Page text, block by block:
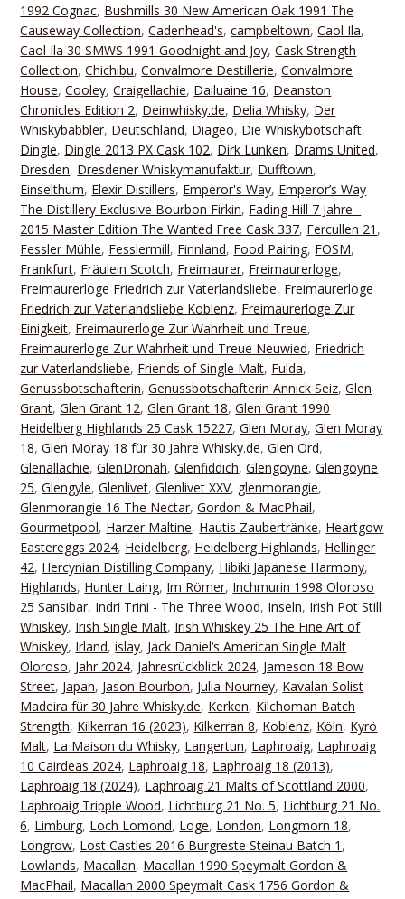
1992 Cognac, Bushmills 30 New American Oak 1991 The
Causeway Collection,Cadenhead's,campbeltown,Caol Ila,
Caol Ila 30 SMWS 1991 Goodnight and Joy,Cask Strength
Collection,Chichibu,Convalmore Destillerie,Convalmore
House,Cooley,Craigellachie, Dailuaine 16, Deanston
Chronicles Edition 2, Deinwhisky.de, Delia Whisky, Der
Whiskybabbler, Deutschland, Diageo, Die Whiskybotschaft,
Dingle, Dingle 2013 PX Cask 102, Dirk Lunken, Drams United,
Dresden, Dresdener Whiskymanufaktur, Dufftown,
Einselthum, Elexir Distillers, Emperor's Way, Emperor’s Way
The Distillery Exclusive Bourbon Firkin, Fading Hill 7 Jahre -
2015 Master Edition The Wanted Free Cask 337, Fercullen 21 ,
Fessler Mühle, Fesslermill, Finnland, Food Pairing, FOSM,
Frankfurt, Fräulein Scotch, Freimaurer, Freimaurerloge,
Freimaurerloge Friedrich zur Vaterlandsliebe, Freimaurerloge
Friedrich zur Vaterlandsliebe Koblenz, Freimaurerloge Zur
Einigkeit, Freimaurerloge Zur Wahrheit und Treue,
Freimaurerloge Zur Wahrheit und Treue Neuwied, Friedrich
zur Vaterlandsliebe, Friends of Single Malt, Fulda,
Genussbotschafterin,Genussbotschafterin Annick Seiz,Glen
Grant,Glen Grant 12,Glen Grant 18,Glen Grant 1990
Heidelberg Highlands 25 Cask 15227,Glen Moray,Glen Moray
18,Glen Moray 18 für 30 Jahre Whisky.de,Glen Ord,
Glenallachie,GlenDronah,Glenfiddich,Glengoyne,Glengoyne
25,Glengyle,Glenlivet,Glenlivet XXV, glenmorangie,
Glenmorangie 16 The Nectar,Gordon & MacPhail,
Gourmetpool, Harzer Maltine, Hautis Zaubertränke, Heartgow
Eastereggs 2024, Heidelberg, Heidelberg Highlands, Hellinger
42, Hercynian Distilling Company, Hibiki Japanese Harmony,
Highlands, Hunter Laing, Im Römer, Inchmurin 1998 Oloroso
25 Sansibar, Indri Trini - The Three Wood, Inseln, Irish Pot Still
Whiskey, Irish Single Malt, Irish Whiskey 25 The Fine Art of
Whiskey, Irland,islay, Jack Daniel‘s American Single Malt
Oloroso, Jahr 2024, Jahresrückblick 2024, Jameson 18 Bow
Street, Japan, Jason Bourbon, Julia Nourney, Kavalan Solist
Madeira für 30 Jahre Whisky.de, Kerken, Kilchoman Batch
Strength, Kilkerran 16 (2023), Kilkerran 8, Koblenz, Köln, Kyrö
Malt, La Maison du Whisky, Langertun, Laphroaig, Laphroaig
10 Cairdeas 2024, Laphroaig 18, Laphroaig 18 (2013),
Laphroaig 18 (2024), Laphroaig 21 Malts of Scottland 2000,
Laphroaig Tripple Wood, Lichtburg 21 No. 5, Lichtburg 21 No.
6, Limburg, Loch Lomond, Loge, London, Longmorn 18,
Longrow, Lost Castles 2016 Burgreste Steinau Batch 1 ,
Lowlands, Macallan, Macallan 1990 Speymalt Gordon &
MacPhail, Macallan 2000 Speymalt Cask 1756 Gordon &